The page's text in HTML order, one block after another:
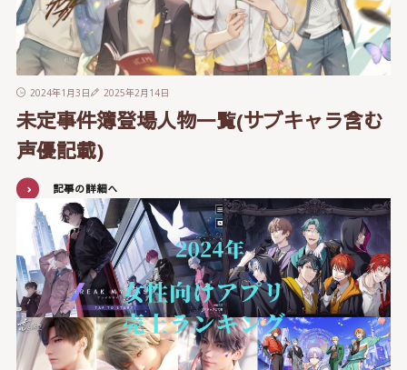
2024年1月3日 2025年2月14日
未定事件簿登場人物一覧(サブキャラ含む
声優記載)
記事の詳細へ